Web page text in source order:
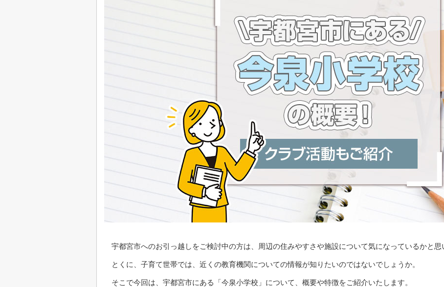
宇都宮市へのお引っ越しをご検討中の方は、周辺の住みやすさや施設について気になっているかと思
とくに、子育て世帯では、近くの教育機関についての情報が知りたいのではないでしょうか。
そこで今回は、宇都宮市にある「今泉小学校」について、概要や特徴をご紹介いたします。